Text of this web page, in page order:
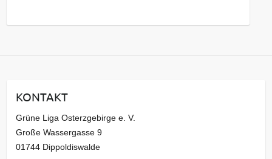
a
v
KONTAKT
Grüne Liga Osterzgebirge e. V.
Große Wassergasse 9
01744 Dippoldiswalde